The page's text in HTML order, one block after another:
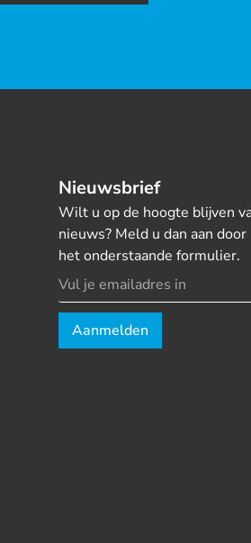
Nieuwsbrief
Wilt u op de hoogte blijven
nieuws? Meld u dan aan
het onderstaande formulier.
Aanmelden